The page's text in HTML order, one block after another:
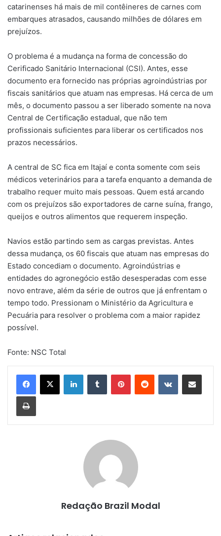
catarinenses há mais de mil contêineres de carnes com
embarques atrasados, causando milhões de dólares em
prejuízos.
O problema é a mudança na forma de concessão do
Cerificado Sanitário Internacional (CSI). Antes, esse
documento era fornecido nas próprias agroindústrias por
fiscais sanitários que atuam nas empresas. Há cerca de um
mês, o documento passou a ser liberado somente na nova
Central de Certificação estadual, que não tem
profissionais suficientes para liberar os certificados nos
prazos necessários.
A central de SC fica em Itajaí e conta somente com seis
médicos veterinários para a tarefa enquanto a demanda de
trabalho requer muito mais pessoas. Quem está arcando
com os prejuízos são exportadores de carne suína, frango,
queijos e outros alimentos que requerem inspeção.
Navios estão partindo sem as cargas previstas. Antes
dessa mudança, os 60 fiscais que atuam nas empresas do
Estado concediam o documento. Agroindústrias e
entidades do agronegócio estão desesperadas com esse
novo entrave, além da série de outros que já enfrentam o
tempo todo. Pressionam o Ministério da Agricultura e
Pecuária para resolver o problema com a maior rapidez
possível.
Fonte: NSC Total
LinkedinTumblr PinterestReddit VK Compartilhar via e-mail
Imprimir
Redação Brazil Modal